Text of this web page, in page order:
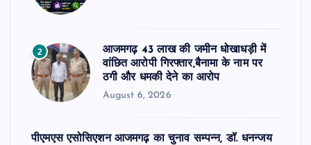
2
आजमगढ़ 43 लाख की जमीन धोखाधड़ी में
वांछित आरोपी गिरफ्तार,बैनामा के नाम पर
ठगी और धमकी देने का आरोप
August 6, 2026
पीएमएस एसोसिएशन आजमगढ़ का चुनाव सम्पन्न, डॉ. धनन्जय